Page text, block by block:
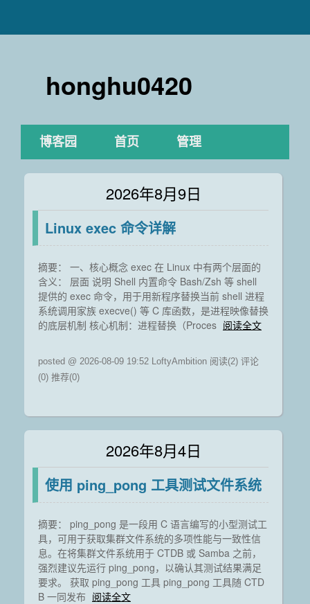
honghu0420
博客园 首页 管理
2026年8月9日
Linux exec 命令详解
摘要： 一、核心概念 exec 在 Linux 中有两个层面的
含义： 层面 说明 Shell 内置命令 Bash/Zsh 等 shell
提供的 exec 命令，用于用新程序替换当前 shell 进程
系统调用家族 execve() 等 C 库函数，是进程映像替换
的底层机制 核心机制：进程替换（Proces 阅读全文
posted @ 2026-08-09 19:52 LoftyAmbition 阅读(2) 评论
(0) 推荐(0)
2026年8月4日
使用 ping_pong 工具测试文件系统
摘要： ping_pong 是一段用 C 语言编写的小型测试工
具，可用于获取集群文件系统的多项性能与一致性信
息。在将集群文件系统用于 CTDB 或 Samba 之前，
强烈建议先运行 ping_pong，以确认其测试结果满足
要求。 获取 ping_pong 工具 ping_pong 工具随 CTD
B 一同发布 阅读全文